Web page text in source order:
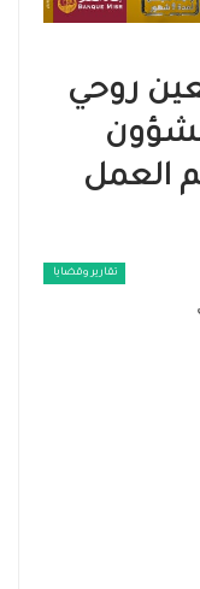
روحي
لشؤون
العمل
تقارير وقضايا ​